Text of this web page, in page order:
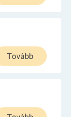
Tovább